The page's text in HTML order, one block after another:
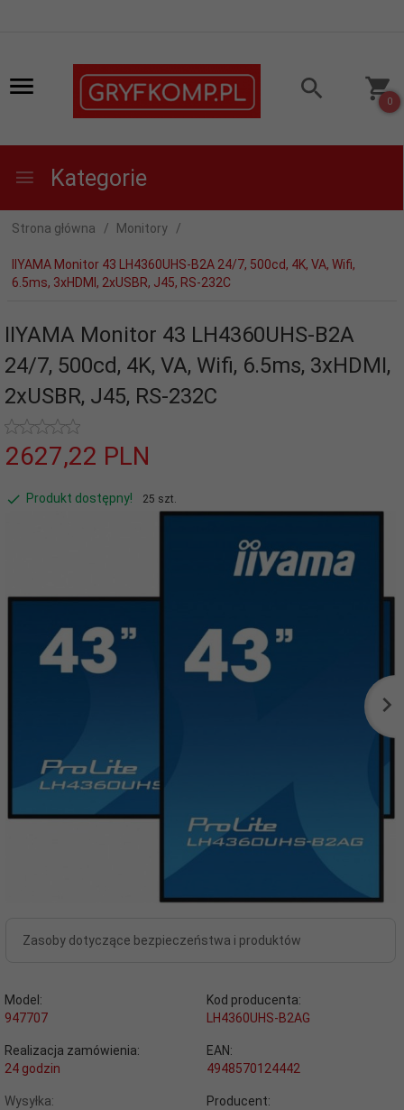
0
Kategorie
Strona główna Monitory
IIYAMA Monitor 43 LH4360UHS-B2A 24/7, 500cd, 4K, VA, Wifi,
6.5ms, 3xHDMI, 2xUSBR, J45, RS-232C
IIYAMA Monitor 43 LH4360UHS-B2A
24/7, 500cd, 4K, VA, Wifi, 6.5ms, 3xHDMI,
2xUSBR, J45, RS-232C
2627,22 PLN
Produkt dostępny! 25 szt.
Zasoby dotyczące bezpieczeństwa i produktów
Model:
947707
Kod producenta:
LH4360UHS-B2AG
Realizacja zamówienia:
24 godzin
EAN:
4948570124442
Wysyłka:
Producent: